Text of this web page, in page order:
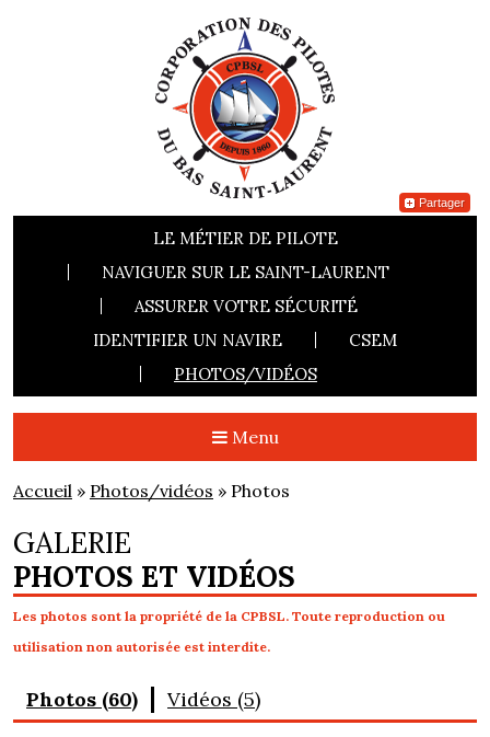
Partager
LE MÉTIER DE PILOTE
NAVIGUER SUR LE SAINT-LAURENT
ASSURER VOTRE SÉCURITÉ
IDENTIFIER UN NAVIRE
CSEM
PHOTOS/VIDÉOS
Menu
Accueil » Photos/vidéos » Photos
GALERIE
PHOTOS ET VIDÉOS
Les photos sont la propriété de la CPBSL. Toute reproduction ou
utilisation non autorisée est interdite.
Photos (60) Vidéos (5)